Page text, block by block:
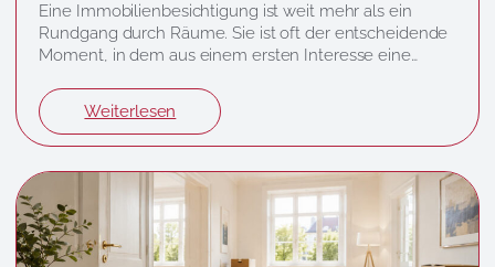
Eine Immobilienbesichtigung ist weit mehr als ein
Rundgang durch Räume. Sie ist oft der entscheidende
Moment, in dem aus einem ersten Interesse eine
bedeutet das jedoch auch organisatorischen Aufwand:
Termine müssen abgestimmt, Unterlagen vorbereitet
und Haus oder Wohnung mehrfach in einem
guten Planung lässt…
Weiterlesen